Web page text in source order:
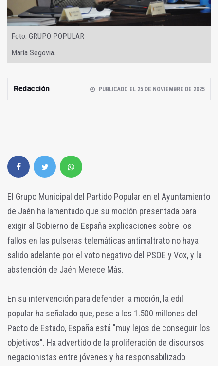
Foto: GRUPO POPULAR
María Segovia.
Redacción PUBLICADO EL 25 DE NOVIEMBRE DE 2025
El Grupo Municipal del Partido Popular en el Ayuntamiento
de Jaén ha lamentado que su moción presentada para
exigir al Gobierno de España explicaciones sobre los
fallos en las pulseras telemáticas antimaltrato no haya
salido adelante por el voto negativo del PSOE y Vox, y la
abstención de Jaén Merece Más.
En su intervención para defender la moción, la edil
popular ha señalado que, pese a los 1.500 millones del
Pacto de Estado, España está "muy lejos de conseguir los
objetivos". Ha advertido de la proliferación de discursos
negacionistas entre jóvenes y ha responsabilizado